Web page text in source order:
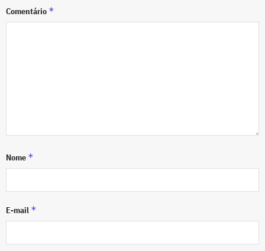
Comentário *
Nome *
E-mail *